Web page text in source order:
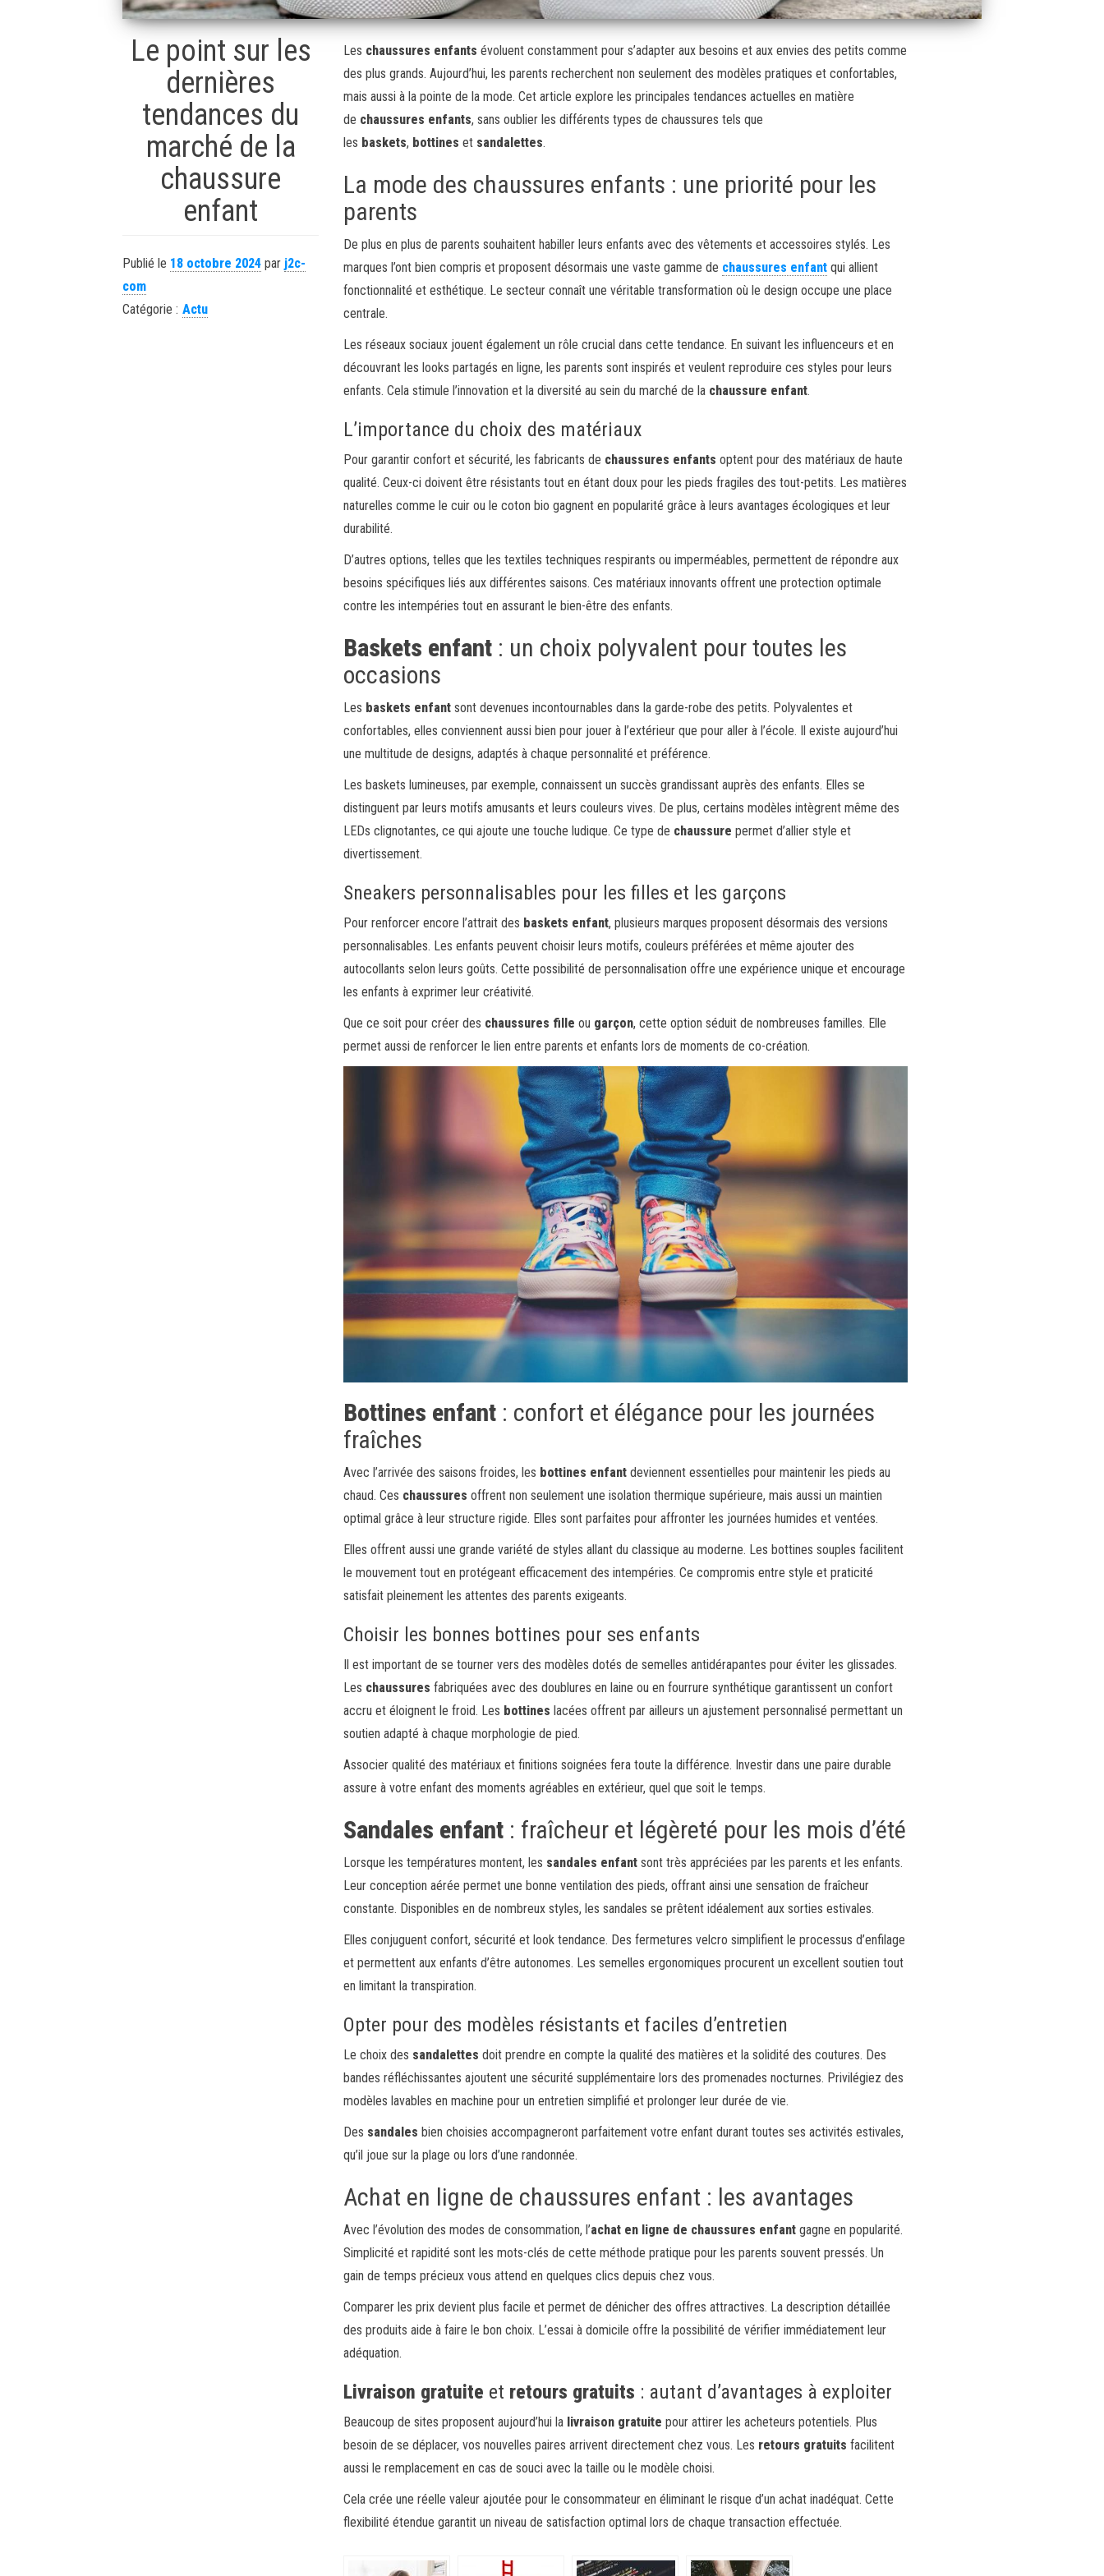
Le point sur les
dernières
tendances du
marché de la
chaussure
enfant
Publié le 18 octobre 2024 par j2c-
com
Catégorie : Actu
Les chaussures enfants évoluent constamment pour s’adapter aux besoins et aux envies des petits comme
des plus grands. Aujourd’hui, les parents recherchent non seulement des modèles pratiques et confortables,
mais aussi à la pointe de la mode. Cet article explore les principales tendances actuelles en matière
de chaussures enfants, sans oublier les différents types de chaussures tels que
les baskets, bottines et sandalettes.
La mode des chaussures enfants : une priorité pour les
parents
De plus en plus de parents souhaitent habiller leurs enfants avec des vêtements et accessoires stylés. Les
marques l’ont bien compris et proposent désormais une vaste gamme de chaussures enfant qui allient
fonctionnalité et esthétique. Le secteur connaît une véritable transformation où le design occupe une place
centrale.
Les réseaux sociaux jouent également un rôle crucial dans cette tendance. En suivant les influenceurs et en
découvrant les looks partagés en ligne, les parents sont inspirés et veulent reproduire ces styles pour leurs
enfants. Cela stimule l’innovation et la diversité au sein du marché de la chaussure enfant.
L’importance du choix des matériaux
Pour garantir confort et sécurité, les fabricants de chaussures enfants optent pour des matériaux de haute
qualité. Ceux-ci doivent être résistants tout en étant doux pour les pieds fragiles des tout-petits. Les matières
naturelles comme le cuir ou le coton bio gagnent en popularité grâce à leurs avantages écologiques et leur
durabilité.
D’autres options, telles que les textiles techniques respirants ou imperméables, permettent de répondre aux
besoins spécifiques liés aux différentes saisons. Ces matériaux innovants offrent une protection optimale
contre les intempéries tout en assurant le bien-être des enfants.
Baskets enfant : un choix polyvalent pour toutes les
occasions
Les baskets enfant sont devenues incontournables dans la garde-robe des petits. Polyvalentes et
confortables, elles conviennent aussi bien pour jouer à l’extérieur que pour aller à l’école. Il existe aujourd’hui
une multitude de designs, adaptés à chaque personnalité et préférence.
Les baskets lumineuses, par exemple, connaissent un succès grandissant auprès des enfants. Elles se
distinguent par leurs motifs amusants et leurs couleurs vives. De plus, certains modèles intègrent même des
LEDs clignotantes, ce qui ajoute une touche ludique. Ce type de chaussure permet d’allier style et
divertissement.
Sneakers personnalisables pour les filles et les garçons
Pour renforcer encore l’attrait des baskets enfant, plusieurs marques proposent désormais des versions
personnalisables. Les enfants peuvent choisir leurs motifs, couleurs préférées et même ajouter des
autocollants selon leurs goûts. Cette possibilité de personnalisation offre une expérience unique et encourage
les enfants à exprimer leur créativité.
Que ce soit pour créer des chaussures fille ou garçon, cette option séduit de nombreuses familles. Elle
permet aussi de renforcer le lien entre parents et enfants lors de moments de co-création.
Bottines enfant : confort et élégance pour les journées
fraîches
Avec l’arrivée des saisons froides, les bottines enfant deviennent essentielles pour maintenir les pieds au
chaud. Ces chaussures offrent non seulement une isolation thermique supérieure, mais aussi un maintien
optimal grâce à leur structure rigide. Elles sont parfaites pour affronter les journées humides et ventées.
Elles offrent aussi une grande variété de styles allant du classique au moderne. Les bottines souples facilitent
le mouvement tout en protégeant efficacement des intempéries. Ce compromis entre style et praticité
satisfait pleinement les attentes des parents exigeants.
Choisir les bonnes bottines pour ses enfants
Il est important de se tourner vers des modèles dotés de semelles antidérapantes pour éviter les glissades.
Les chaussures fabriquées avec des doublures en laine ou en fourrure synthétique garantissent un confort
accru et éloignent le froid. Les bottines lacées offrent par ailleurs un ajustement personnalisé permettant un
soutien adapté à chaque morphologie de pied.
Associer qualité des matériaux et finitions soignées fera toute la différence. Investir dans une paire durable
assure à votre enfant des moments agréables en extérieur, quel que soit le temps.
Sandales enfant : fraîcheur et légèreté pour les mois d’été
Lorsque les températures montent, les sandales enfant sont très appréciées par les parents et les enfants.
Leur conception aérée permet une bonne ventilation des pieds, offrant ainsi une sensation de fraîcheur
constante. Disponibles en de nombreux styles, les sandales se prêtent idéalement aux sorties estivales.
Elles conjuguent confort, sécurité et look tendance. Des fermetures velcro simplifient le processus d’enfilage
et permettent aux enfants d’être autonomes. Les semelles ergonomiques procurent un excellent soutien tout
en limitant la transpiration.
Opter pour des modèles résistants et faciles d’entretien
Le choix des sandalettes doit prendre en compte la qualité des matières et la solidité des coutures. Des
bandes réfléchissantes ajoutent une sécurité supplémentaire lors des promenades nocturnes. Privilégiez des
modèles lavables en machine pour un entretien simplifié et prolonger leur durée de vie.
Des sandales bien choisies accompagneront parfaitement votre enfant durant toutes ses activités estivales,
qu’il joue sur la plage ou lors d’une randonnée.
Achat en ligne de chaussures enfant : les avantages
Avec l’évolution des modes de consommation, l’achat en ligne de chaussures enfant gagne en popularité.
Simplicité et rapidité sont les mots-clés de cette méthode pratique pour les parents souvent pressés. Un
gain de temps précieux vous attend en quelques clics depuis chez vous.
Comparer les prix devient plus facile et permet de dénicher des offres attractives. La description détaillée
des produits aide à faire le bon choix. L’essai à domicile offre la possibilité de vérifier immédiatement leur
adéquation.
Livraison gratuite et retours gratuits : autant d’avantages à exploiter
Beaucoup de sites proposent aujourd’hui la livraison gratuite pour attirer les acheteurs potentiels. Plus
besoin de se déplacer, vos nouvelles paires arrivent directement chez vous. Les retours gratuits facilitent
aussi le remplacement en cas de souci avec la taille ou le modèle choisi.
Cela crée une réelle valeur ajoutée pour le consommateur en éliminant le risque d’un achat inadéquat. Cette
flexibilité étendue garantit un niveau de satisfaction optimal lors de chaque transaction effectuée.